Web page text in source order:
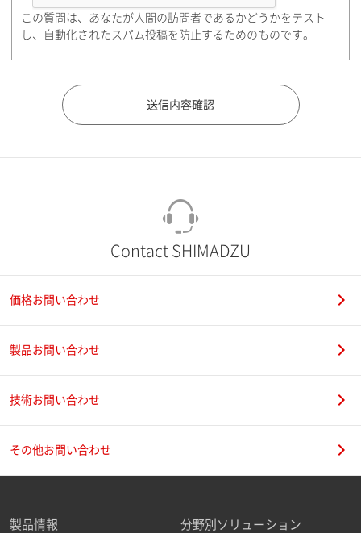
都道府県（勤務先）
この質問は、あなたが人間の訪問者であるかどうかをテスト
し、自動化されたスパム投稿を防止するためのものです。
Contact SHIMADZU
価格お問い合わせ
製品お問い合わせ
技術お問い合わせ
その他お問い合わせ
製品情報 分野別ソリューション